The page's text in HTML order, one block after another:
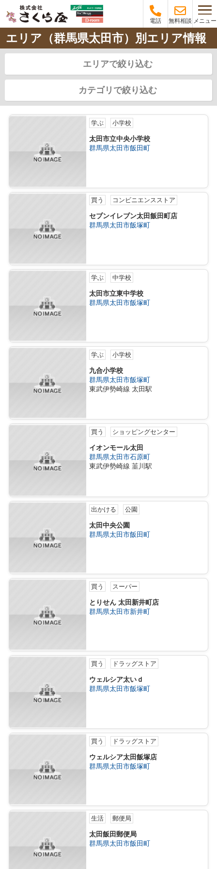
電話 無料相談 メニュー
エリア（群馬県太田市）別エリア情報
エリアで絞り込む
カテゴリで絞り込む
学ぶ 小学校
太田市立中央小学校
群馬県太田市飯田町
買う コンビニエンスストア
セブンイレブン太田飯田町店
群馬県太田市飯塚町
学ぶ 中学校
太田市立東中学校
群馬県太田市飯塚町
学ぶ 小学校
九合小学校
群馬県太田市飯塚町
東武伊勢崎線 太田駅
買う ショッピングセンター
イオンモール太田
群馬県太田市石原町
東武伊勢崎線 韮川駅
出かける 公園
太田中央公園
群馬県太田市飯田町
買う スーパー
とりせん 太田新井町店
群馬県太田市新井町
買う ドラッグストア
ウェルシア太いｄ
群馬県太田市飯塚町
買う ドラッグストア
ウェルシア太田飯塚店
群馬県太田市飯塚町
生活 郵便局
太田飯田郵便局
群馬県太田市飯田町